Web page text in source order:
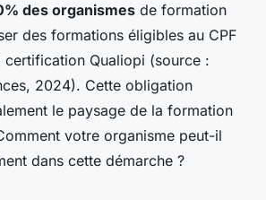
2025•5 min de lecture
des organismes de formation
des formations éligibles au CPF
Qualiopi (source :
2024). Cette obligation
le paysage de la formation
votre organisme peut-il
dans cette démarche ?